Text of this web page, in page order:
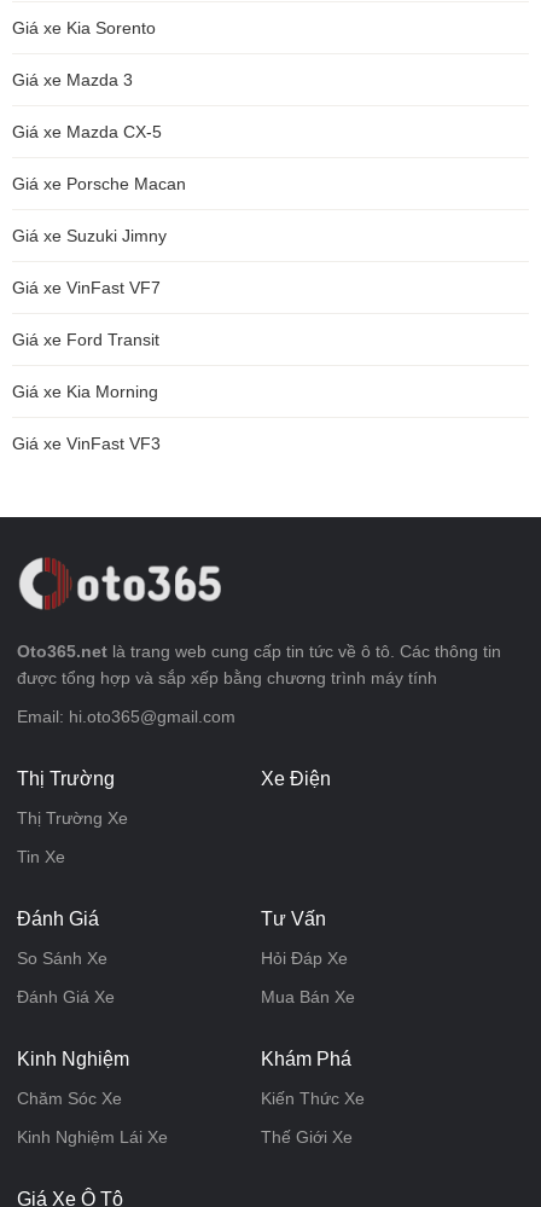
Giá xe Kia Sorento
Giá xe Mazda 3
Giá xe Mazda CX-5
Giá xe Porsche Macan
Giá xe Suzuki Jimny
Giá xe VinFast VF7
Giá xe Ford Transit
Giá xe Kia Morning
Giá xe VinFast VF3
Oto365.net là trang web cung cấp tin tức về ô tô. Các thông tin
được tổng hợp và sắp xếp bằng chương trình máy tính
Email: hi.oto365@gmail.com
Thị Trường
Thị Trường Xe
Tin Xe
Xe Điện
Đánh Giá
So Sánh Xe
Đánh Giá Xe
Tư Vấn
Hỏi Đáp Xe
Mua Bán Xe
Kinh Nghiệm
Chăm Sóc Xe
Kinh Nghiệm Lái Xe
Khám Phá
Kiến Thức Xe
Thế Giới Xe
Giá Xe Ô Tô